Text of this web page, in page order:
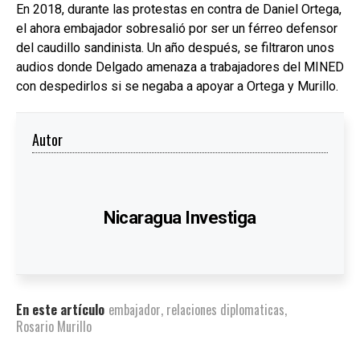
En 2018, durante las protestas en contra de Daniel Ortega,
el ahora embajador sobresalió por ser un férreo defensor
del caudillo sandinista. Un año después, se filtraron unos
audios donde Delgado amenaza a trabajadores del MINED
con despedirlos si se negaba a apoyar a Ortega y Murillo.
Autor
Nicaragua Investiga
En este artículo embajador, relaciones diplomaticas,
Rosario Murillo